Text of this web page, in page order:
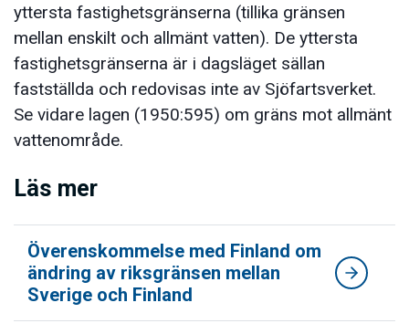
yttersta fastighetsgränserna (tillika gränsen
mellan enskilt och allmänt vatten). De yttersta
fastighetsgränserna är i dagsläget sällan
fastställda och redovisas inte av Sjöfartsverket.
Se vidare lagen (1950:595) om gräns mot allmänt
vattenområde.
Läs mer
Överenskommelse med Finland om
ändring av riksgränsen mellan
Sverige och Finland